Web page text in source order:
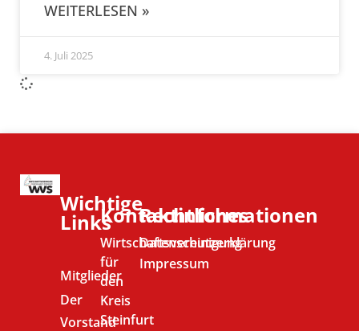
WEITERLESEN »
4. Juli 2025
Wichtige
Links
Mitglieder
Der
Vorstand
Kontaktinformationen
Wirtschaftsvereinigung
für
den
Kreis
Steinfurt
Rechtliches
Datenschutzerklärung
Impressum